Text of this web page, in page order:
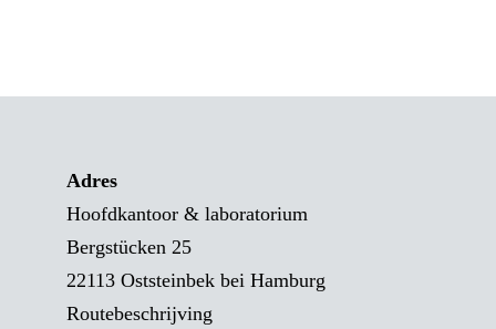
Adres
Hoofdkantoor & laboratorium
Bergstücken 25
22113 Oststeinbek bei Hamburg
Routebeschrijving